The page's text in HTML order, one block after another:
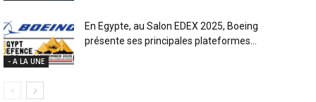
- A LA UNE
En Egypte, au Salon EDEX 2025, Boeing
présente ses principales plateformes...